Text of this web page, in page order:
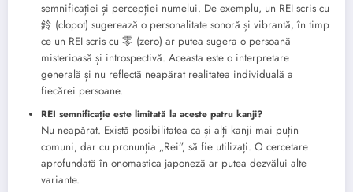
semnificației și percepției numelui. De exemplu, un REI scris cu
鈴 (clopot) sugerează o personalitate sonoră și vibrantă, în timp
ce un REI scris cu 零 (zero) ar putea sugera o persoană
misterioasă și introspectivă. Aceasta este o interpretare
generală și nu reflectă neapărat realitatea individuală a
fiecărei persoane.
REI semnificație este limitată la aceste patru kanji?
Nu neapărat. Există posibilitatea ca și alți kanji mai puțin
comuni, dar cu pronunția „Rei”, să fie utilizați. O cercetare
aprofundată în onomastica japoneză ar putea dezvălui alte
variante.